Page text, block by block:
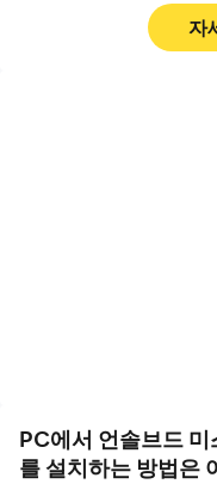
모바일과 태블릿에 완
서나 히든 오브젝트 수
자
PC에서 언솔브드
를 설치하는 방법은